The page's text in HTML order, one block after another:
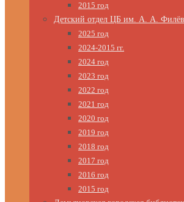
2015 год
Детский отдел ЦБ им. А. А.
2025 год
2024-2015 гг.
2024 год
2023 год
2022 год
2021 год
2020 год
2019 год
2018 год
2017 год
2016 год
2015 год